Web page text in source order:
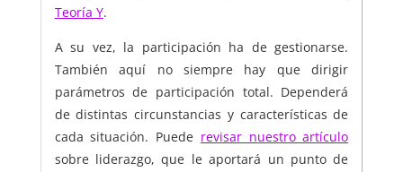
Teoría Y.
A su vez, la participación ha de gestionarse.
También aquí no siempre hay que dirigir
parámetros de participación total. Dependerá
de distintas circunstancias y características de
cada situación. Puede revisar nuestro artículo
sobre liderazgo, que le aportará un punto de